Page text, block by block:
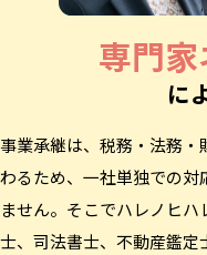
専門
に
事業承継は、税務・法務
わるため、一社単独での対
ません。そこでハレノヒ
士、司法書士、不動産鑑